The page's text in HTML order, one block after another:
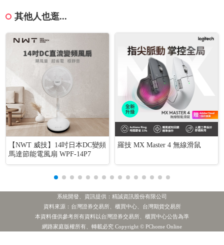
其他人也逛...
【NWT 威技】14吋日本DC變頻
馬達節能電風扇 WPF-14P7
羅技 MX Master 4 無線滑鼠
系統開發、資訊提供：精誠資訊股份有限公司
資料來源：台灣證券交易所、櫃買中心、台灣期貨交易所
本資料僅供參考所有資料以台灣證券交易所、櫃買中心公告為準
網路家庭版權所有、轉載必究 Copyright © PChome Online